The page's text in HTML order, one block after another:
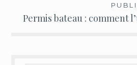
Permis bateau : comment